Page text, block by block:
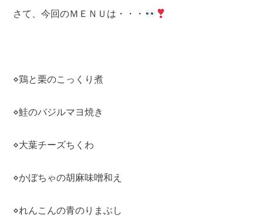
さて、今回のＭＥＮＵは・・・
⋄鶏と栗のこっくり煮
⋄鮭のバジルマヨ焼き
⋄大葉チーズちくわ
⋄かぼちゃの胡麻味噌和え
⋄れんこんの青のりまぶし